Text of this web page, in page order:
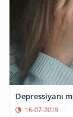
Depressiyanı
16-07-2019